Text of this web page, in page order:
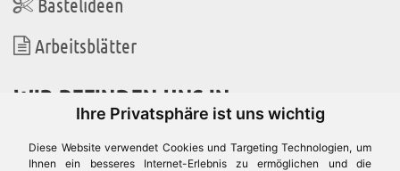
Ihre Privatsphäre ist uns wichtig
Diese Website verwendet Cookies und Targeting Technologien, um
Ihnen ein besseres Internet-Erlebnis zu ermöglichen und die
Bastelideen
Arbeitsblätter
WIR BEFINDEN UNS IN